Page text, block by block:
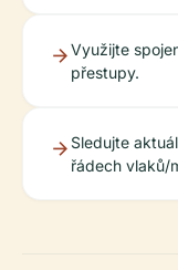
Využijte
přestupy.
Sledujte
řádech vlaků/